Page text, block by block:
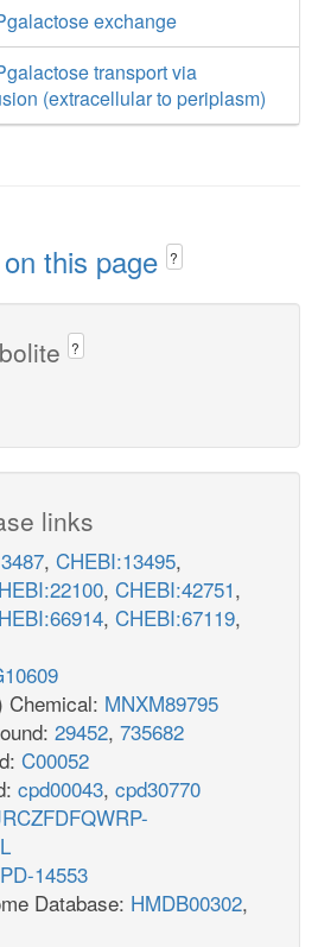
exchange
transport via
(extracellular to periplasm)
this page ?
?
links
, CHEBI:13495,
, CHEBI:42751,
, CHEBI:67119,
Chemical: MNXM89795
29452, 735682
C00052
cpd00043, cpd30770
14553
Database: HMDB00302,